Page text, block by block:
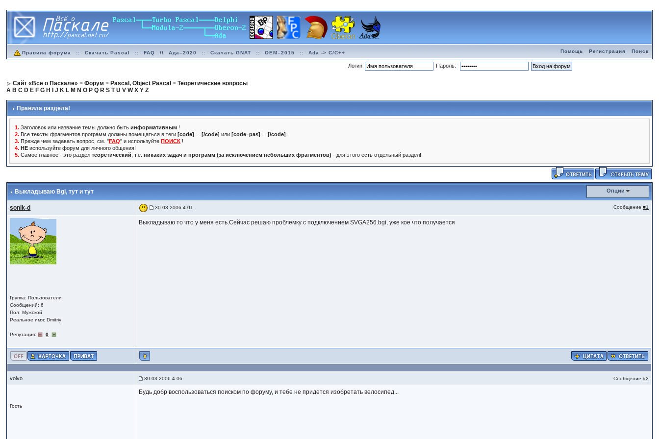
Правила форума :: Скачать Pascal :: FAQ // Ада–2020 :: Скачать GNAT :: OEM–2015 :: Ada -> C/C++ Помощь Регистрация Поиск
Логин Пароль:
Сайт «Всё о Паскале» >Форум > Pascal, Object Pascal >Теоретические вопросы
A B C D E F G H J K L M N O P Q R S T U V W X Y Z
Правила раздела!
1. Заголовок или название темы должно бытьинформативным !
2. Все тексты фрагментов программ должны помещаться в теги[code] ...[/code] или[code=pas] ...[/code]
3. Прежде чем задавать вопрос, см. "FAQ" и используйтеПОИСК !
4. НЕ используйте форум для личного общения!
5. Самое главное - это разделтеоретический , т.е.никаких задач и программ (за исключением небольших фрагментов) - для этого есть отдельный раздел!
Выкладываю Bgi, тут и тут Опции
sonik-d 30.03.2006 4:01 Сообщение#1
Группа: Пользователи
Сообщений: 6
Пол: Мужской
Реальное имя: Dmitriy
Репутация: 0
Выкладываю то что у меня есть.Сейчас решаю проблемку с подключением SVGA256.bgi, уже кое что получается
volvo 30.03.2006 4:06 Сообщение#2
Гость
Будь добр воспользоваться поиском по форуму, и тебе не придется изобретать велосипед...